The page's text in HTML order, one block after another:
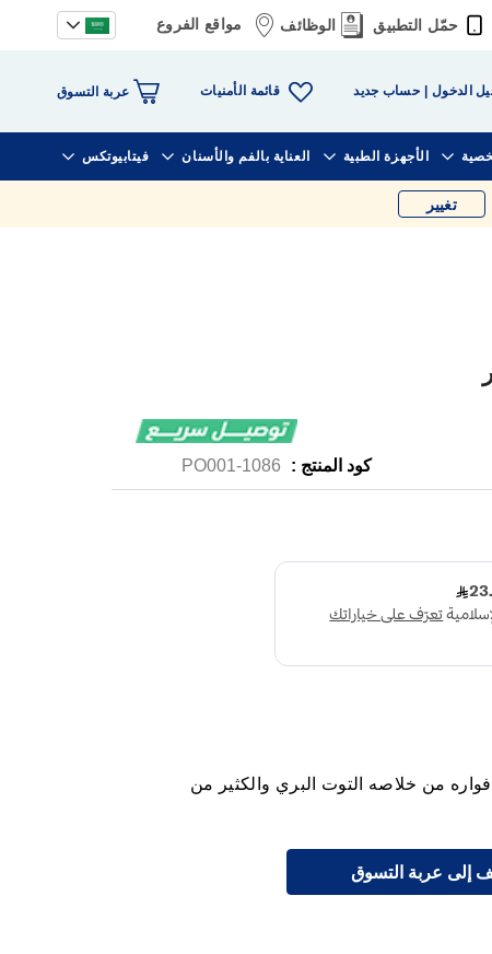
حمّل التطبيق الوظائف مواقع الفروع
الدخول حساب جديد قائمة الأمنيات عربة التسوق
الأجهزة الطبية العناية بالفم والأسنان فيتابيوتكس
تغيير
كود المنتج : 1086-PO001
من خلاصه التوت البري والكثير من
إلى عربة التسوق